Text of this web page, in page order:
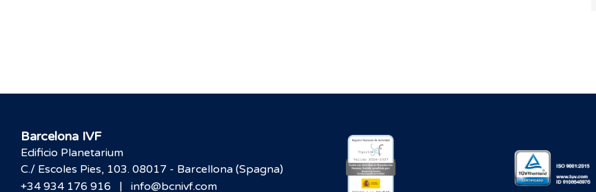
Barcelona IVF
Edificio Planetarium
C./ Escoles Pies, 103. 08017 - Barcellona (Spagna)
+34 934 176 916
| info@bcnivf.com